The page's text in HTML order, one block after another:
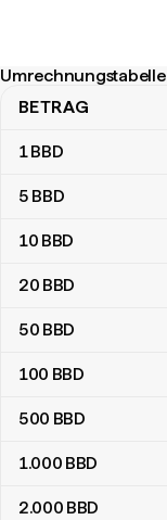
Umrechnungstabelle
BETRAG
1BBD
5 BBD
10 BBD
20 BBD
50 BBD
100 BBD
500 BBD
1.000 BBD
2.000 BBD